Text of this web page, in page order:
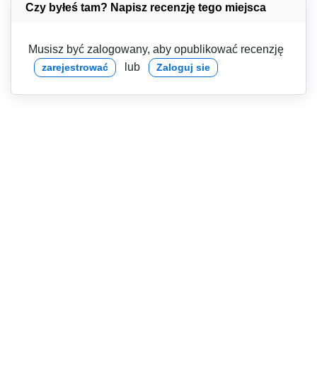
Czy byłeś tam? Napisz recenzję tego miejsca
Musisz być zalogowany, aby opublikować recenzję
zarejestrować lub Zaloguj sie